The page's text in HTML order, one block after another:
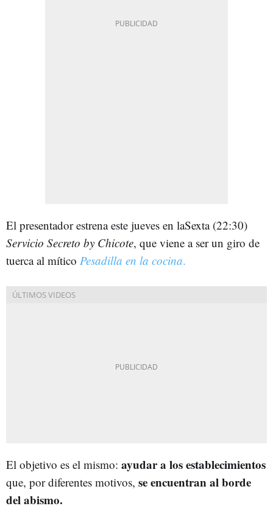
El presentador estrena este jueves en laSexta (22:30)
Servicio Secreto by Chicote, que viene a ser un giro de
tuerca al mítico Pesadilla en la cocina.
El objetivo es el mismo: ayudar a los establecimientos
que, por diferentes motivos, se encuentran al borde
del abismo.